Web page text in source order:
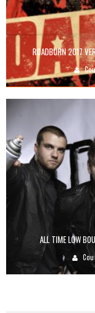
ROADBURN 2017
ALL TIME LOW